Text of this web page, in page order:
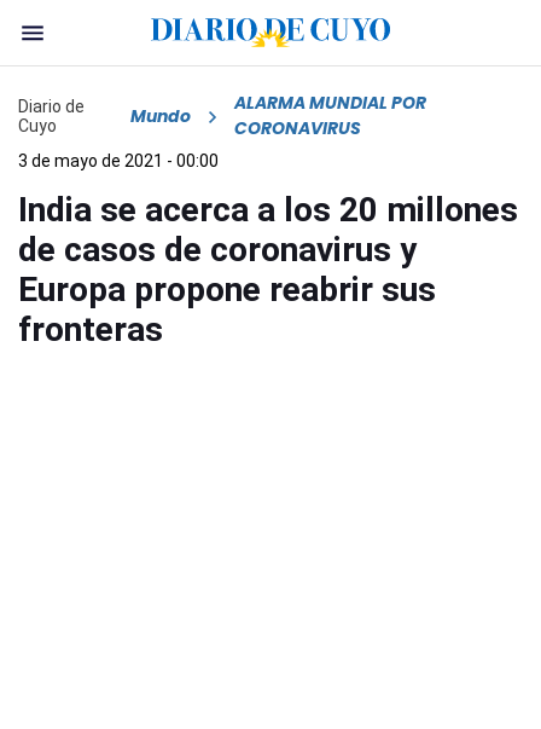
Diario de
Cuyo
Mundo
ALARMA MUNDIAL POR
CORONAVIRUS
3 de mayo de 2021 - 00:00
India se acerca a los 20 millones
de casos de coronavirus y
Europa propone reabrir sus
fronteras